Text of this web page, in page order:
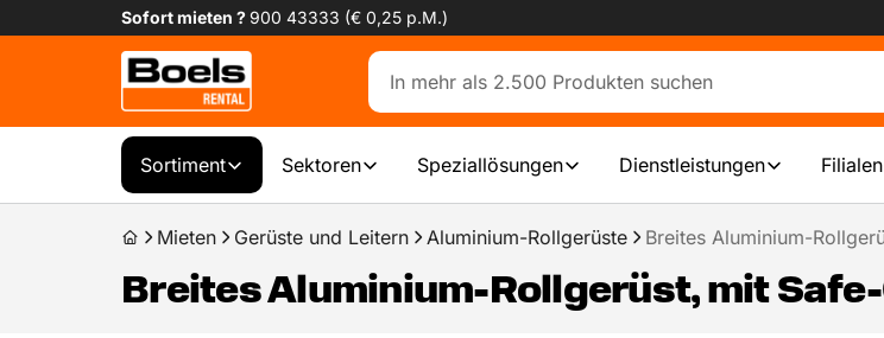
Sofort mieten ?900 43333 (€ 0,25 p.M.)
Sortiment Sektoren Speziallösungen Dienstleistungen Filialen
Mieten Gerüste und Leitern Aluminium-Rollgerüste Breites Aluminium-
Breites Aluminium-Rollgerüst, mit